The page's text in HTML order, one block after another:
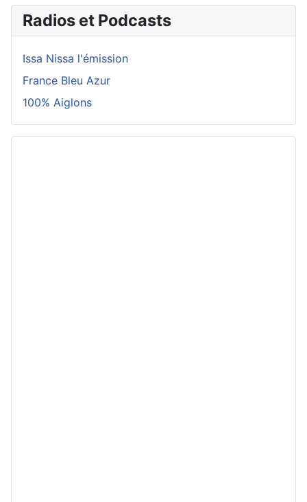
Radios et Podcasts
Issa Nissa l'émission
France Bleu Azur
100% Aiglons